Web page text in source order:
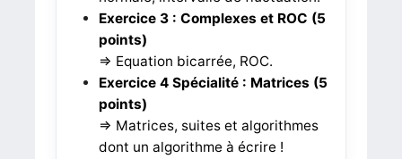
Exercice 3 : Complexes et ROC (5
points)
=> Equation bicarrée, ROC.
Exercice 4 Spécialité : Matrices (5
points)
=> Matrices, suites et algorithmes
dont un algorithme à écrire !